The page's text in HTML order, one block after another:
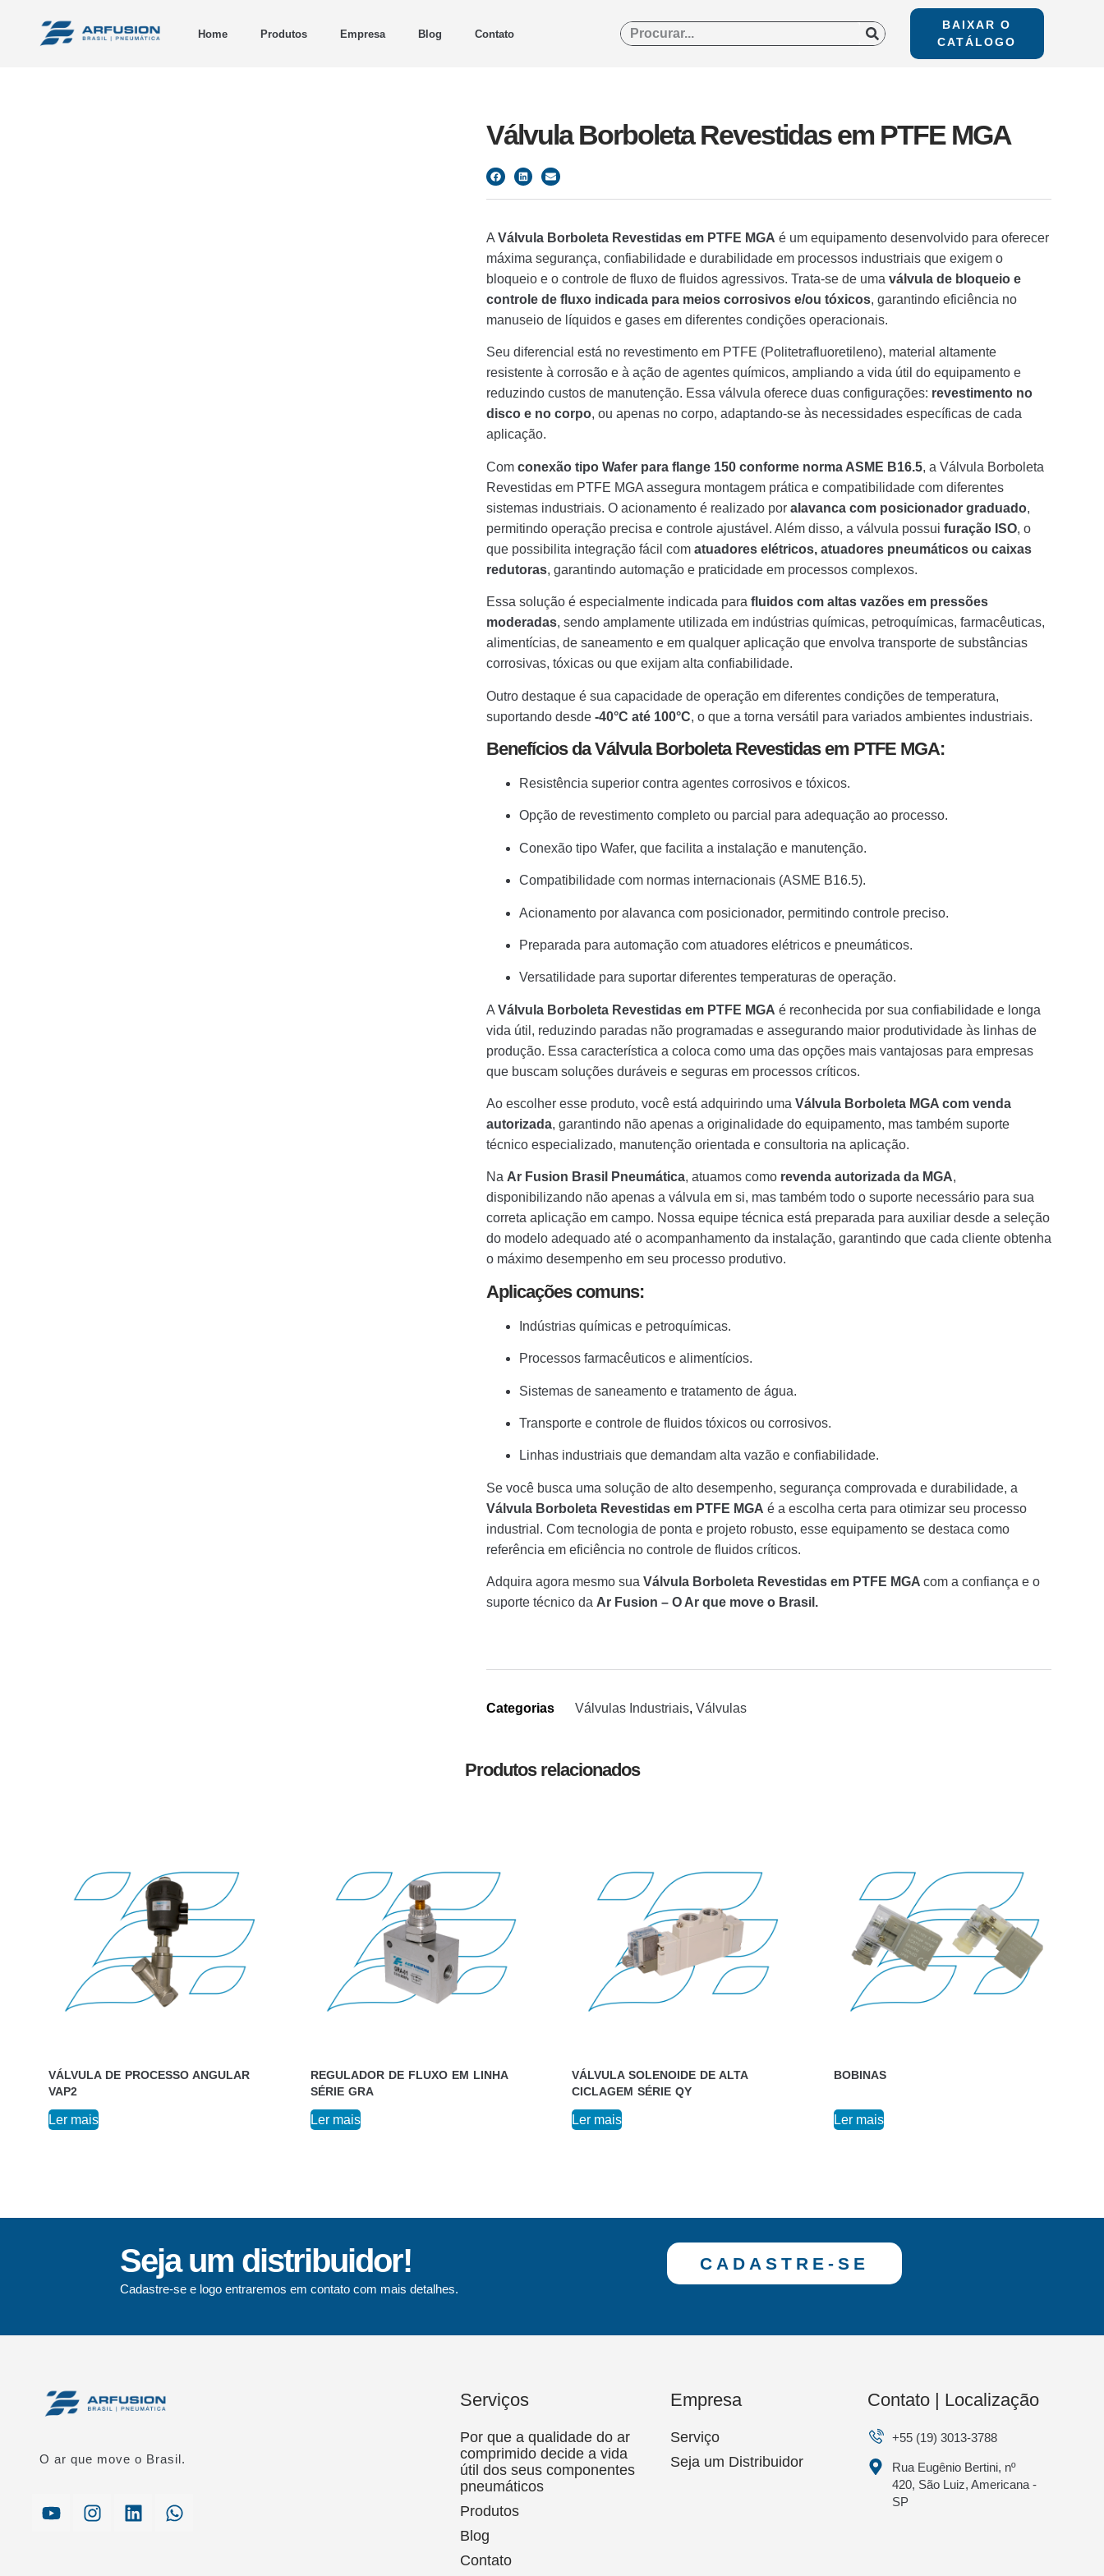
Home Produtos Empresa Blog Contato
BAIXAR O
CATÁLOGO
Válvula Borboleta Revestidas em PTFE MGA
A Válvula Borboleta Revestidas em PTFE MGA é um equipamento desenvolvido para oferecer
máxima segurança, confiabilidade e durabilidade em processos industriais que exigem o
bloqueio e o controle de fluxo de fluidos agressivos. Trata-se de uma válvula de bloqueio e
controle de fluxo indicada para meios corrosivos e/ou tóxicos, garantindo eficiência no
manuseio de líquidos e gases em diferentes condições operacionais.
Seu diferencial está no revestimento em PTFE (Politetrafluoretileno), material altamente
resistente à corrosão e à ação de agentes químicos, ampliando a vida útil do equipamento e
reduzindo custos de manutenção. Essa válvula oferece duas configurações: revestimento no
disco e no corpo, ou apenas no corpo, adaptando-se às necessidades específicas de cada
aplicação.
Com conexão tipo Wafer para flange 150 conforme norma ASME B16.5, a Válvula Borboleta
Revestidas em PTFE MGA assegura montagem prática e compatibilidade com diferentes
sistemas industriais. O acionamento é realizado por alavanca com posicionador graduado,
permitindo operação precisa e controle ajustável. Além disso, a válvula possui furação ISO, o
que possibilita integração fácil com atuadores elétricos, atuadores pneumáticos ou caixas
redutoras, garantindo automação e praticidade em processos complexos.
Essa solução é especialmente indicada para fluidos com altas vazões em pressões
moderadas, sendo amplamente utilizada em indústrias químicas, petroquímicas, farmacêuticas,
alimentícias, de saneamento e em qualquer aplicação que envolva transporte de substâncias
corrosivas, tóxicas ou que exijam alta confiabilidade.
Outro destaque é sua capacidade de operação em diferentes condições de temperatura,
suportando desde -40°C até 100°C, o que a torna versátil para variados ambientes industriais.
Benefícios da Válvula Borboleta Revestidas em PTFE MGA:
Resistência superior contra agentes corrosivos e tóxicos.
Opção de revestimento completo ou parcial para adequação ao processo.
Conexão tipo Wafer, que facilita a instalação e manutenção.
Compatibilidade com normas internacionais (ASME B16.5).
Acionamento por alavanca com posicionador, permitindo controle preciso.
Preparada para automação com atuadores elétricos e pneumáticos.
Versatilidade para suportar diferentes temperaturas de operação.
A Válvula Borboleta Revestidas em PTFE MGA é reconhecida por sua confiabilidade e longa
vida útil, reduzindo paradas não programadas e assegurando maior produtividade às linhas de
produção. Essa característica a coloca como uma das opções mais vantajosas para empresas
que buscam soluções duráveis e seguras em processos críticos.
Ao escolher esse produto, você está adquirindo uma Válvula Borboleta MGA com venda
autorizada, garantindo não apenas a originalidade do equipamento, mas também suporte
técnico especializado, manutenção orientada e consultoria na aplicação.
Na Ar Fusion Brasil Pneumática, atuamos como revenda autorizada da MGA,
disponibilizando não apenas a válvula em si, mas também todo o suporte necessário para sua
correta aplicação em campo. Nossa equipe técnica está preparada para auxiliar desde a seleção
do modelo adequado até o acompanhamento da instalação, garantindo que cada cliente obtenha
o máximo desempenho em seu processo produtivo.
Aplicações comuns:
Indústrias químicas e petroquímicas.
Processos farmacêuticos e alimentícios.
Sistemas de saneamento e tratamento de água.
Transporte e controle de fluidos tóxicos ou corrosivos.
Linhas industriais que demandam alta vazão e confiabilidade.
Se você busca uma solução de alto desempenho, segurança comprovada e durabilidade, a
Válvula Borboleta Revestidas em PTFE MGA é a escolha certa para otimizar seu processo
industrial. Com tecnologia de ponta e projeto robusto, esse equipamento se destaca como
referência em eficiência no controle de fluidos críticos.
Adquira agora mesmo sua Válvula Borboleta Revestidas em PTFE MGA com a confiança e o
suporte técnico da Ar Fusion – O Ar que move o Brasil.
Categorias Válvulas Industriais, Válvulas
Produtos relacionados
VÁLVULA DE PROCESSO ANGULAR
VAP2
Ler mais
REGULADOR DE FLUXO EM LINHA
SÉRIE GRA
Ler mais
VÁLVULA SOLENOIDE DE ALTA
CICLAGEM SÉRIE QY
Ler mais
BOBINAS
Ler mais
Seja um distribuidor!
Cadastre-se e logo entraremos em contato com mais detalhes.
CADASTRE-SE
O ar que move o Brasil.
Serviços
Por que a qualidade do ar
comprimido decide a vida
útil dos seus componentes
pneumáticos
Produtos
Blog
Contato
Empresa
Serviço
Seja um Distribuidor
Contato | Localização
+55 (19) 3013-3788
Rua Eugênio Bertini, nº
420, São Luiz, Americana -
SP